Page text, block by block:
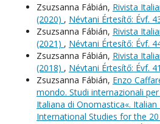
Zsuzsanna Fábián, Rivista
(2020) , Névtani Értesítő: Évf.
Zsuzsanna Fábián, Rivista
(2021) , Névtani Értesítő: Évf.
Zsuzsanna Fábián, Rivista
(2018) , Névtani Értesítő: Évf.
Zsuzsanna Fábián, Enzo
mondo. Studi internazionali
Italiana di Onomastica«.
International Studies for the